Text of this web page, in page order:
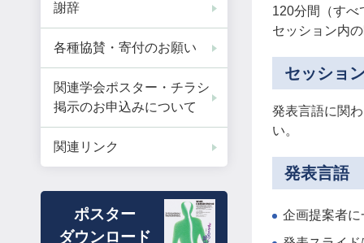
謝辞
各種協賛・寄付のお願い
関連学会ポスター・チラシ
掲示のお申込みについて
関連リンク
ポスター
ダウンロード
120分間（すべ
セッション内
セッショ
発表言語に関
い。
発表言語
企画提案者